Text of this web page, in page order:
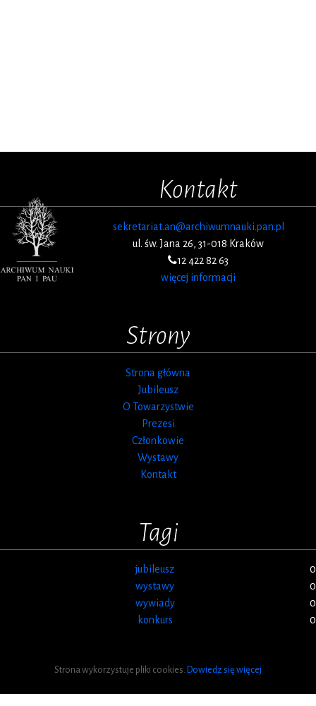
Kontakt
sekretariat.an@archiwumnauki.pan.pl
ul. św. Jana 26, 31-018 Kraków
12 422 82 63
więcej informacji
Strony
Strona główna
Jubileusz
O Towarzystwie
Prezesi
Członkowie
Wystawy
Kontakt
Tagi
jubileusz
0
wystawy
0
wywiady
0
konkurs
0
Strona wykorzystuje pliki cookies. Dowiedz się więcej